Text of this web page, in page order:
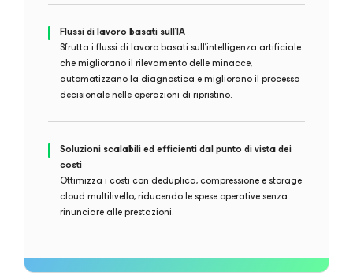
Flussi di lavoro basati sull'IA
Sfrutta i flussi di lavoro basati sull'intelligenza artificiale
che migliorano il rilevamento delle minacce,
automatizzano la diagnostica e migliorano il processo
decisionale nelle operazioni di ripristino.
Soluzioni scalabili ed efficienti dal punto di vista dei
costi
Ottimizza i costi con deduplica, compressione e storage
cloud multilivello, riducendo le spese operative senza
rinunciare alle prestazioni.